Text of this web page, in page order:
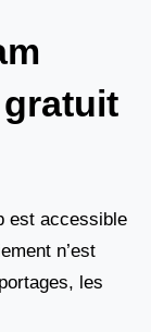
est accessible
n’est
les